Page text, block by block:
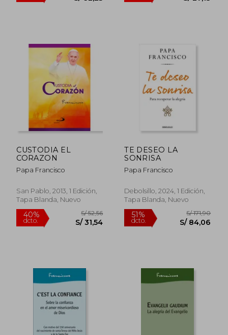
55%
dcto.
S/ 130,25
S/ 58,61
40%
CUSTODIA EL
CORAZON
Papa Francisco
San Pablo, 2013, 1 Edición,
Tapa Blanda, Nuevo
TE DESEO LA
SONRISA
Papa Francisco
Debolsillo, 2024, 1 Edición,
Tapa Blanda, Nuevo